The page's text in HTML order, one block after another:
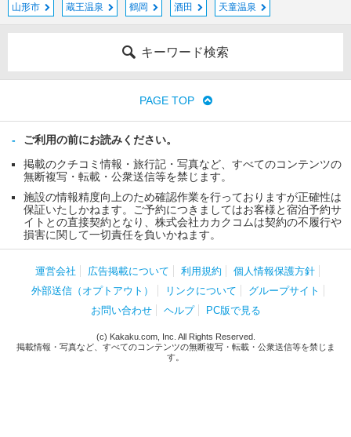
山形市 蔵王温泉 鶴岡 酒田 天童温泉
キーワード検索
PAGE TOP
ご利用の前にお読みください。
掲載のクチコミ情報・旅行記・写真など、すべてのコンテンツの
無断複写・転載・公衆送信等を禁じます。
施設の情報精度向上のため確認作業を行っておりますが正確性は
保証いたしかねます。ご予約につきましてはお客様と宿泊予約サ
イトとの直接契約となり、株式会社カカクコムは契約の不履行や
損害に関して一切責任を負いかねます。
運営会社 広告掲載について 利用規約
個人情報保護方針
外部送信（オプトアウト）
リンクについて
グループサイト
お問い合わせ
ヘルプ PC版で見る
(c) Kakaku.com, Inc. All Rights Reserved.
掲載情報・写真など、すべてのコンテンツの無断複写・転載・公衆送信等を禁じま
す。